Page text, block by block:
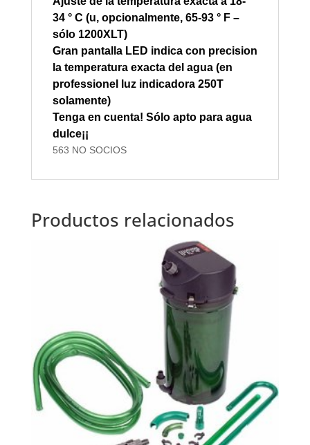
34 ° C (u, opcionalmente, 65-93 ° F –
sólo 1200XLT)
Gran pantalla LED indica con precision
la temperatura exacta del agua (en
professionel
luz indicadora 250T
solamente)
Tenga en cuenta! Sólo apto para agua
dulce¡¡
563 NO SOCIOS
Productos relacionados